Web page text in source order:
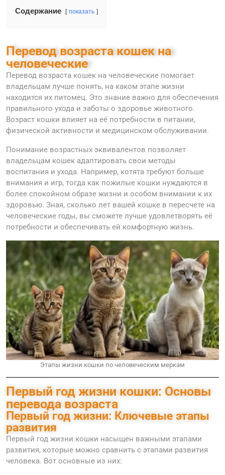
Содержание показать
Перевод возраста кошек на
человеческие
Перевод возраста кошек на человеческие помогает
владельцам лучше понять, на каком этапе жизни
находится их питомец. Это знание важно для обеспечения
правильного ухода и заботы о здоровье животного.
Возраст кошки влияет на её потребности в питании,
физической активности и медицинском обслуживании.
Понимание возрастных эквивалентов позволяет
владельцам кошек адаптировать свои методы
воспитания и ухода. Например, котята требуют больше
внимания и игр, тогда как пожилые кошки нуждаются в
более спокойном образе жизни и особом внимании к их
здоровью. Зная, сколько лет вашей кошке в пересчете на
человеческие годы, вы сможете лучше удовлетворять её
потребности и обеспечивать ей комфортную жизнь.
Этапы жизни кошки по человеческим меркам
Первый год жизни кошки: Основы
перевода возраста
Первый год жизни: Ключевые этапы
развития
Первый год жизни кошки насыщен важными этапами
развития, которые можно сравнить с этапами развития
человека. Вот основные из них: